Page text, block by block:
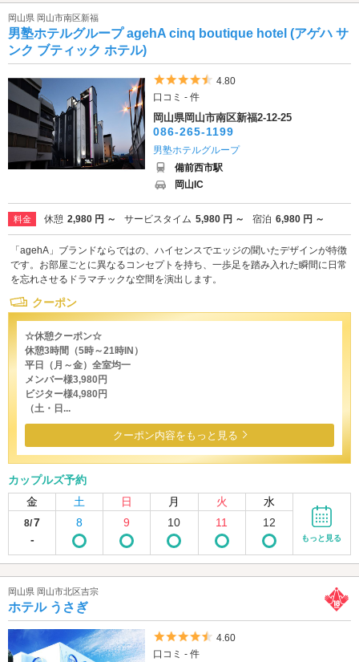
岡山県 岡山市南区新福
男塾ホテルグループ agehA cinq boutique hotel (アゲハ サ
ンク ブティック ホテル)
5つ星のうち4.5
4.80
口コミ - 件
岡山県岡山市南区新福2-12-25
086-265-1199
男塾ホテルグループ
備前西市駅
岡山IC
料金 休憩 2,980 円 ～ サービスタイム 5,980 円 ～ 宿泊 6,980 円 ～
「agehA」ブランドならではの、ハイセンスでエッジの聞いたデザインが特徴
です。お部屋ごとに異なるコンセプトを持ち、一歩足を踏み入れた瞬間に日常
を忘れさせるドラマチックな空間を演出します。
クーポン
☆休憩クーポン☆
休憩3時間（5時～21時IN）
平日（月～金）全室均一
メンバー様3,980円
ビジター様4,980円
（土・日...
クーポン内容をもっと見る
カップルズ予約
金
土 日 月 火 水
8/7
-
8 9 10 11 12
もっと見る
岡山県 岡山市北区吉宗
ホテル うさぎ
5つ星のうち4.5
4.60
口コミ - 件